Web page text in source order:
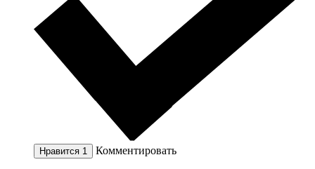
Нравится 1 Комментировать